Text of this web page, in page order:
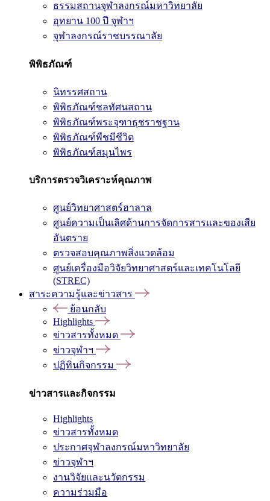
ธรรมสถานจุฬาลงกรณ์มหาวิทยาลัย
อุทยาน 100 ปี จุฬาฯ
จุฬาลงกรณ์ราชบรรณาลัย
พิพิธภัณฑ์
นิทรรศสถาน
พิพิธภัณฑ์ชลทัศนสถาน
พิพิธภัณฑ์พระจุฑาธุชราชฐาน
พิพิธภัณฑ์พืชมีชีวิต
พิพิธภัณฑ์สมุนไพร
บริการตรวจวิเคราะห์คุณภาพ
ศูนย์วิทยาศาสตร์ฮาลาล
ศูนย์ความเป็นเลิศด้านการจัดการสารและของเสีย
อันตราย
ตรวจสอบคุณภาพสิ่งแวดล้อม
ศูนย์เครื่องมือวิจัยวิทยาศาสตร์และเทคโนโลยี
(STREC)
สาระความรู้และข่าวสาร
ย้อนกลับ
Highlights
ข่าวสารทั้งหมด
ข่าวจุฬาฯ
ปฏิทินกิจกรรม
ข่าวสารและกิจกรรม
Highlights
ข่าวสารทั้งหมด
ประกาศจุฬาลงกรณ์มหาวิทยาลัย
ข่าวจุฬาฯ
งานวิจัยและนวัตกรรม
ความร่วมมือ